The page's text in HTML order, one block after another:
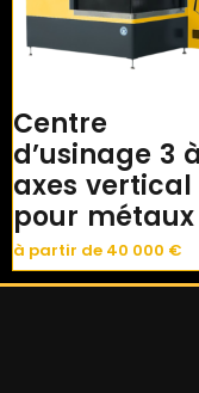
Centre
d’usinage 3
axes vertical
pour métaux
à partir de 40 000 €